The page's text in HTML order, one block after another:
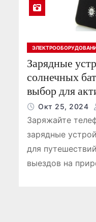
Зарядные
солнечных
выбор для
Окт 25, 2024
Заряжайте
зарядные
для
выездов на